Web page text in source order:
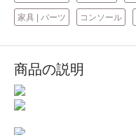
家具 | パーツ コンソール
商品の説明